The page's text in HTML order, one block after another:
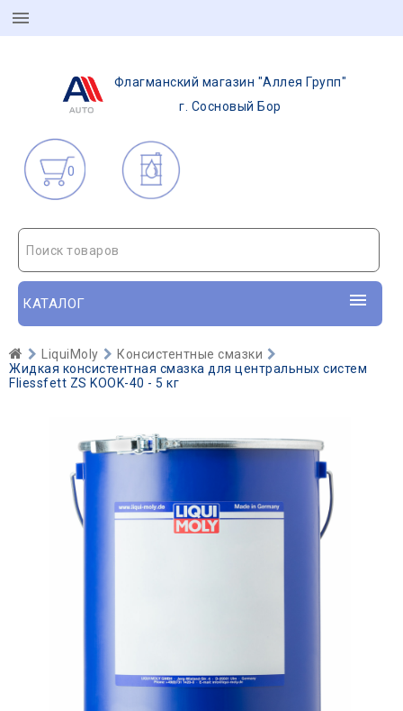
Флагманский магазин "Аллея Групп"
г. Сосновый Бор
0
Поиск товаров
КАТАЛОГ
LiquiMoly
Консистентные смазки
Жидкая консистентная смазка для центральных систем
Fliessfett ZS KOOK-40 - 5 кг